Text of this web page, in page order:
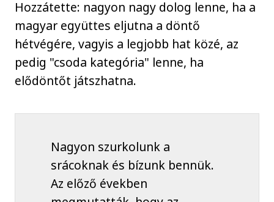
Hozzátette: nagyon nagy dolog lenne, ha a
magyar együttes eljutna a döntő
hétvégére, vagyis a legjobb hat közé, az
pedig "csoda kategória" lenne, ha
elődöntőt játszhatna.
Nagyon szurkolunk a
srácoknak és bízunk bennük.
Az előző években